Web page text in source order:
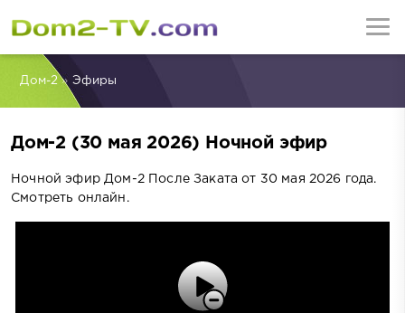
Дом-2» Эфиры
Дом-2 (30 мая 2026) Ночной эфир
Ночной эфир Дом-2 После Заката от 30 мая 2026 года.
Смотреть онлайн.